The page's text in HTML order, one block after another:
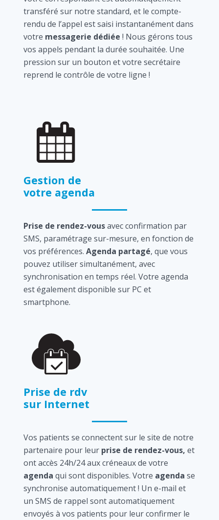
transféré sur notre standard, et le compte-
rendu de l’appel est saisi instantanément dans
votre messagerie dédiée ! Nous gérons tous
vos appels pendant la durée souhaitée. Une
pression sur un bouton et votre secrétaire
reprend le contrôle de votre ligne !
Gestion de
votre agenda
Prise de rendez-vousavec confirmation par
SMS, paramétrage sur-mesure, en fonction de
vos préférences. Agenda partagé, que vous
pouvez utiliser simultanément, avec
synchronisation en temps réel. Votre agenda
est également disponible sur PC et
smartphone.
Prise de rdv
sur Internet
Vos patients se connectent sur le site de notre
partenaire pour leur prise de rendez-vous, et
ont accès 24h/24 aux créneaux de votre
agenda qui sont disponibles. Votre agenda se
synchronise automatiquement ! Un e-mail et
un SMS de rappel sont automatiquement
envoyés à vos patients pour leur confirmer le